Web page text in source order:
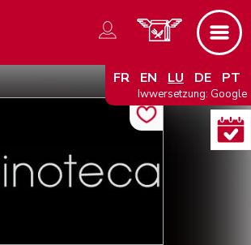
FR EN LU DE PT
Iwwersetzung: Google